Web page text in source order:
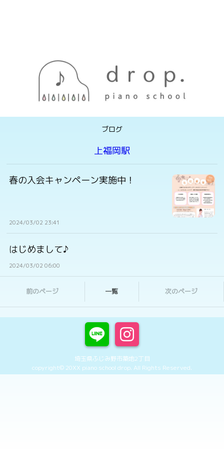
ブログ
上福岡駅
春の入会キャンペーン実施中！
2024/03/02 23:41
はじめまして♪
2024/03/02 06:00
前のページ 一覧 次のページ
埼玉県ふじみ野市築地2丁目
copyright© 20XX piano school drop. All Rights Reserved.